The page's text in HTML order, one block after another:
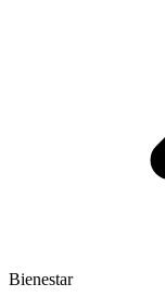
Bienestar